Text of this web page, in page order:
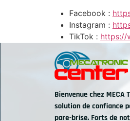
Facebook :
Instagram :
TikTok : https://
Bienvenue chez MECA
solution de confiance
pare-brise. Forts de